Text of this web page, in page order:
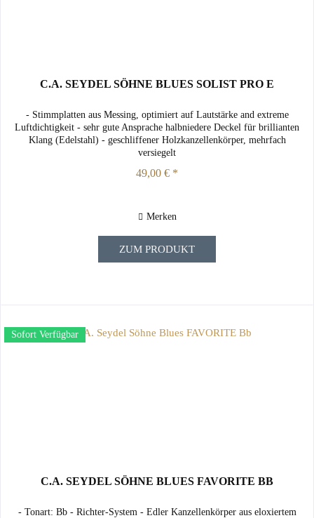
C.A. SEYDEL SÖHNE BLUES SOLIST PRO E
- Stimmplatten aus Messing, optimiert auf Lautstärke and extreme
Luftdichtigkeit - sehr gute Ansprache halbniedere Deckel für brillianten
Klang (Edelstahl) - geschliffener Holzkanzellenkörper, mehrfach
versiegelt
49,00 € *
Merken
ZUM PRODUKT
Sofort Verfügbar
C.A. SEYDEL SÖHNE BLUES FAVORITE BB
- Tonart: Bb - Richter-System - Edler Kanzellenkörper aus eloxiertem